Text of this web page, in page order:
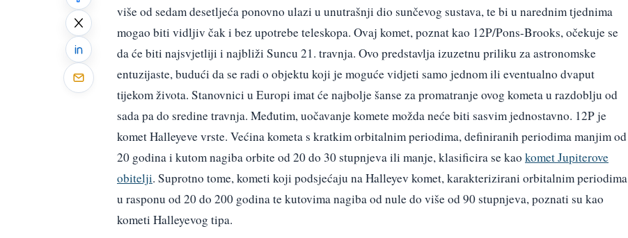
više od sedam desetljeća ponovno ulazi u unutrašnji dio sunčevog sustava, te bi u narednim tjednima
mogao biti vidljiv čak i bez upotrebe teleskopa. Ovaj komet, poznat kao 12P/Pons-Brooks, očekuje se
da će biti najsvjetliji i najbliži Suncu 21. travnja. Ovo predstavlja izuzetnu priliku za astronomske
entuzijaste, budući da se radi o objektu koji je moguće vidjeti samo jednom ili eventualno dvaput
tijekom života. Stanovnici u Europi imat će najbolje šanse za promatranje ovog kometa u razdoblju od
sada pa do sredine travnja. Međutim, uočavanje komete možda neće biti sasvim jednostavno. 12P je
komet Halleyeve vrste. Većina kometa s kratkim orbitalnim periodima, definiranih periodima manjim od
20 godina i kutom nagiba orbite od 20 do 30 stupnjeva ili manje, klasificira se kao komet Jupiterove
obitelji. Suprotno tome, kometi koji podsjećaju na Halleyev komet, karakterizirani orbitalnim periodima
u rasponu od 20 do 200 godina te kutovima nagiba od nule do više od 90 stupnjeva, poznati su kao
kometi Halleyevog tipa.